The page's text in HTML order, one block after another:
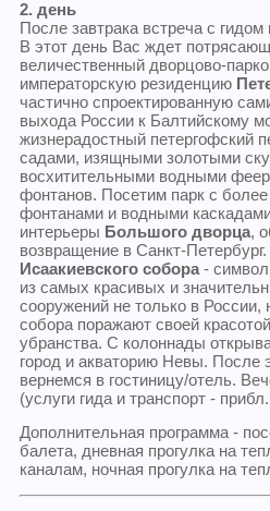
2. день
После завтрака встреча с
В этот день Вас ждет
величественный дворцово-
императорскую резиденцию
частично спроектированную
выхода России к Балтийскому
жизнерадостный петергофский
садами, изящными золотыми
восхитительными водными
фонтанов. Посетим парк с
фонтанами и водными
интерьеры Большого дворца,
возвращение в Санкт-
Исаакиевского собора -
из самых красивых и
сооружений не только в России,
собора поражают своей
убранства. С колоннады
город и акваторию Невы. После
вернемся в гостиницу/отель.
(услуги гида и транспорт -
Дополнительная программа -
балета, дневная прогулка на
каналам, ночная прогулка на